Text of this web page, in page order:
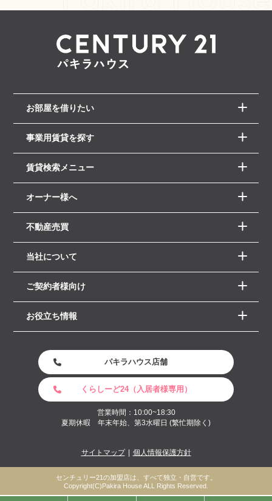
お部屋を借りたい
事業用賃貸を探す
賃貸検索メニュー
オーナー様へ
不動産売買
当社について
ご契約者様向け
お役立ち情報
パキラハウス店舗
くらしーど24（入居者様専用）
営業時間：10:00~18:30
夏期休暇 年末年始、第3水曜日 (繁忙期除く)
サイトマップ 個人情報保護方針
センチュリー21の加盟店は、すべて独立・自営です。
Copyright(C)Pakira House ALL Rights Reserved.